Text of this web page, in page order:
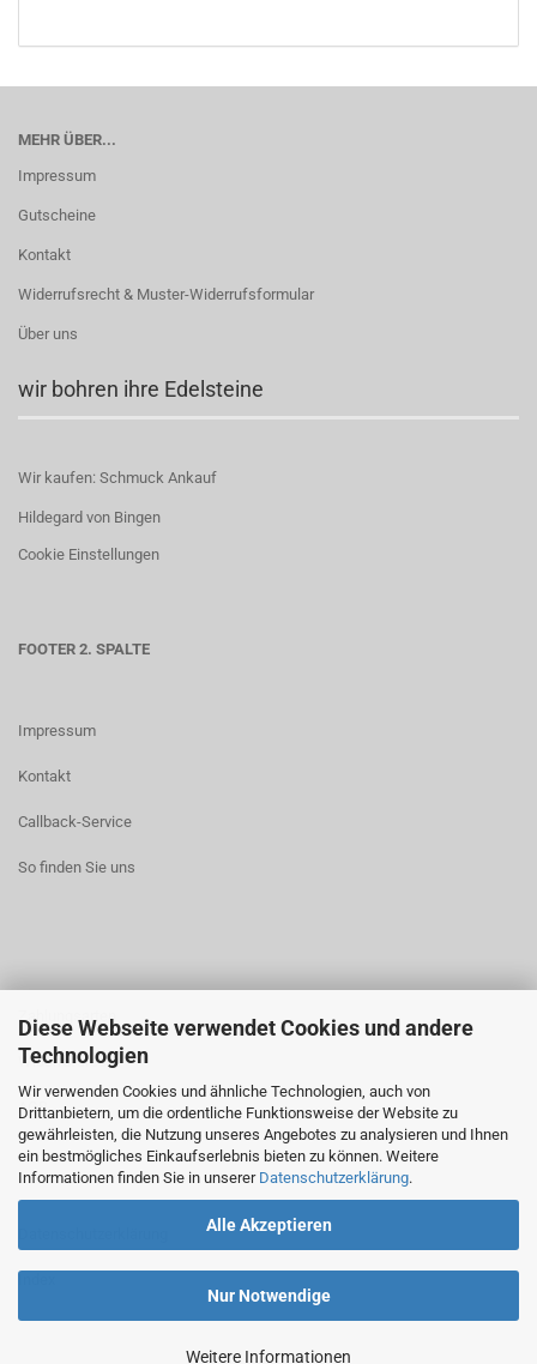
Diese Webseite verwendet Cookies und andere
Technologien
Wir verwenden Cookies und ähnliche Technologien, auch von
Drittanbietern, um die ordentliche Funktionsweise der Website zu
gewährleisten, die Nutzung unseres Angebotes zu analysieren und Ihnen
ein bestmögliches Einkaufserlebnis bieten zu können. Weitere
Informationen finden Sie in unserer Datenschutzerklärung.
Alle Akzeptieren
Nur Notwendige
Weitere Informationen
MEHR ÜBER...
Impressum
Gutscheine
Kontakt
Widerrufsrecht & Muster-Widerrufsformular
Über uns
wir bohren ihre Edelsteine
Wir kaufen: Schmuck Ankauf
Hildegard von Bingen
Cookie Einstellungen
FOOTER 2. SPALTE
Impressum
Kontakt
Callback-Service
So finden Sie uns
Zahlungsarten
Widerrufsrecht
AGB